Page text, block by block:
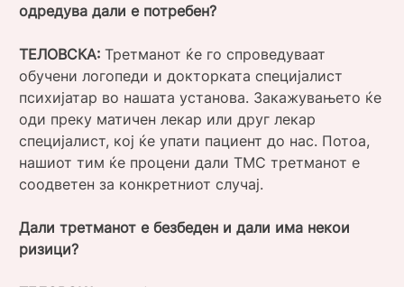
одредува дали е потребен?
ТЕЛОВСКА: Третманот ќе го спроведуваат
обучени логопеди и докторката специјалист
психијатар во нашата установа. Закажувањето ќе
оди преку матичен лекар или друг лекар
специјалист, кој ќе упати пациент до нас. Потоа,
нашиот тим ќе процени дали ТМС третманот е
соодветен за конкретниот случај.
Дали третманот е безбеден и дали има некои
ризици?